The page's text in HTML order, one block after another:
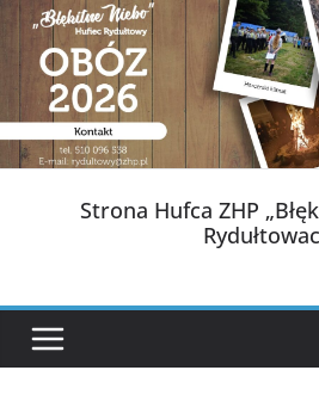
Przejdź
treści
Strona Hufca ZHP